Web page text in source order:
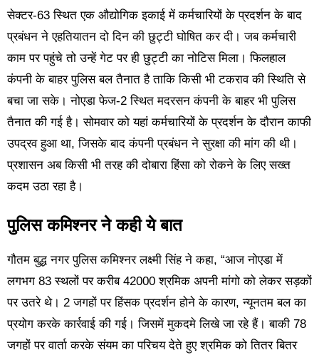
सेक्टर-63 स्थित एक औद्योगिक इकाई में कर्मचारियों के प्रदर्शन के बाद
प्रबंधन ने एहतियातन दो दिन की छुट्टी घोषित कर दी। जब कर्मचारी
काम पर पहुंचे तो उन्हें गेट पर ही छुट्टी का नोटिस मिला। फिलहाल
कंपनी के बाहर पुलिस बल तैनात है ताकि किसी भी टकराव की स्थिति से
बचा जा सके। नोएडा फेज-2 स्थित मदरसन कंपनी के बाहर भी पुलिस
तैनात की गई है। सोमवार को यहां कर्मचारियों के प्रदर्शन के दौरान काफी
उपद्रव हुआ था, जिसके बाद कंपनी प्रबंधन ने सुरक्षा की मांग की थी।
प्रशासन अब किसी भी तरह की दोबारा हिंसा को रोकने के लिए सख्त
कदम उठा रहा है।
पुलिस कमिश्नर ने कही ये बात
गौतम बुद्ध नगर पुलिस कमिश्नर लक्ष्मी सिंह ने कहा, “आज नोएडा में
लगभग 83 स्थलों पर करीब 42000 श्रमिक अपनी मांगो को लेकर सड़कों
पर उतरे थे। 2 जगहों पर हिंसक प्रदर्शन होने के कारण, न्यूनतम बल का
प्रयोग करके कार्रवाई की गई। जिसमें मुकदमे लिखे जा रहे हैं। बाकी 78
जगहों पर वार्ता करके संयम का परिचय देते हुए श्रमिक को तितर बितर